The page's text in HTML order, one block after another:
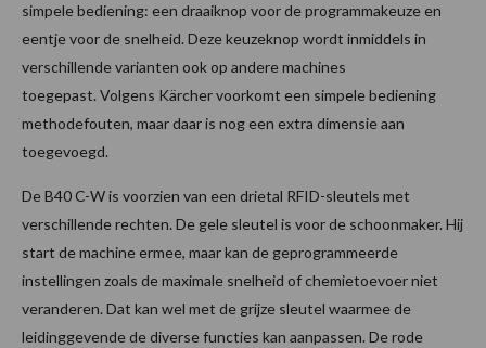
simpele bediening: een draaiknop voor de programmakeuze en
eentje voor de snelheid. Deze keuzeknop wordt inmiddels in
verschillende varianten ook op andere machines
toegepast. Volgens Kärcher voorkomt een simpele bediening
methodefouten, maar daar is nog een extra dimensie aan
toegevoegd.
De B40 C-W is voorzien van een drietal RFID-sleutels met
verschillende rechten. De gele sleutel is voor de schoonmaker. Hij
start de machine ermee, maar kan de geprogrammeerde
instellingen zoals de maximale snelheid of chemietoevoer niet
veranderen. Dat kan wel met de grijze sleutel waarmee de
leidinggevende de diverse functies kan aanpassen. De rode